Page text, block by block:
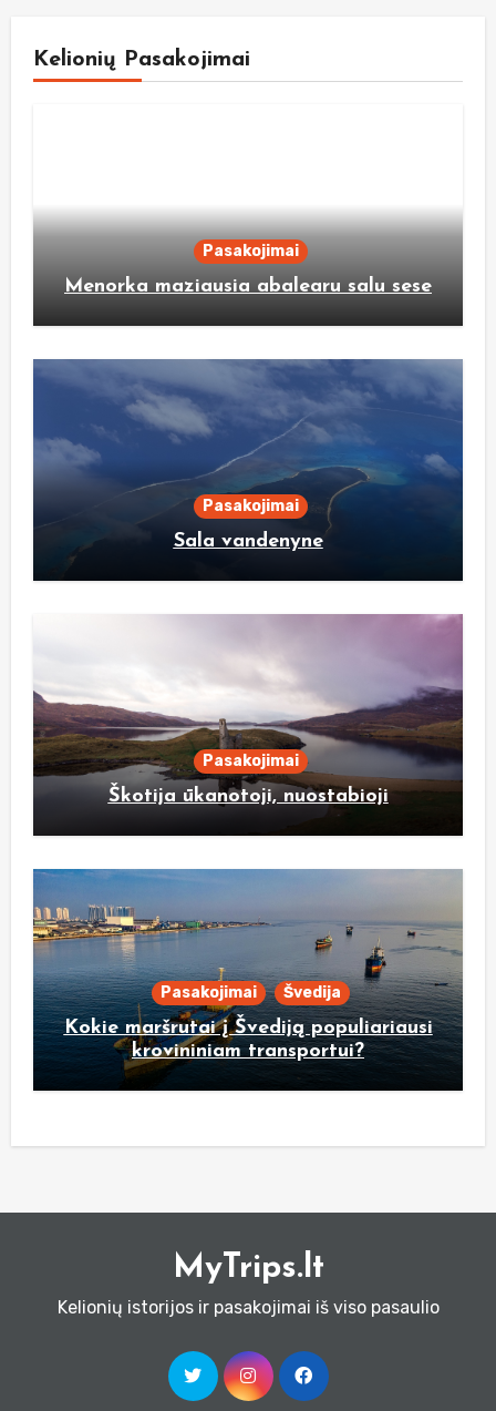
Kelionių Pasakojimai
Pasakojimai
Menorka maziausia abalearu salu sese
Pasakojimai
Sala vandenyne
Pasakojimai
Škotija ūkanotoji, nuostabioji
Pasakojimai Švedija
Kokie maršrutai į Švediją populiariausi
krovininiam transportui?
MyTrips.lt
Kelionių istorijos ir pasakojimai iš viso pasaulio